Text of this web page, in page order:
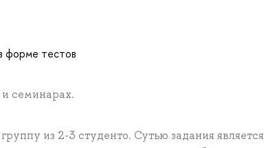
форме тестов
семинарах.
из 2-3 студенто. Сутью задания является